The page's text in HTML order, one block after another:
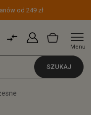
od 249 zł
Menu
SZUKAJ